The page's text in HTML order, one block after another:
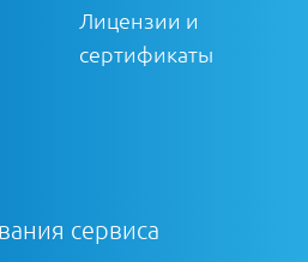
Лицензии и
сертификаты
сервиса